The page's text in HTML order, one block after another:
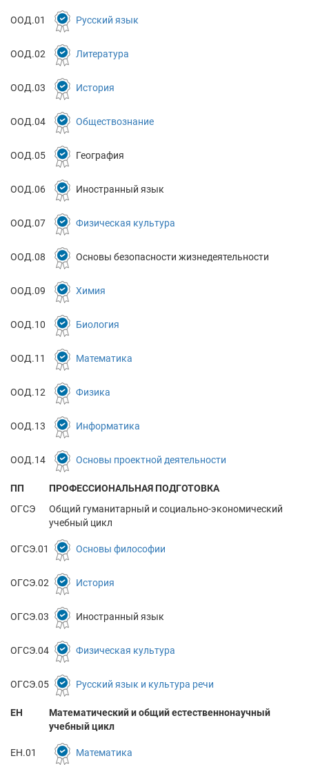
ООД.01 Русский язык
ООД.02 Литература
ООД.03 История
ООД.04 Обществознание
ООД.05 География
ООД.06 Иностранный язык
ООД.07 Физическая культура
ООД.08 Основы безопасности жизнедеятельности
ООД.09 Химия
ООД.10 Биология
ООД.11 Математика
ООД.12 Физика
ООД.13 Информатика
ООД.14 Основы проектной деятельности
ПП
ПРОФЕССИОНАЛЬНАЯ ПОДГОТОВКА
ОГСЭ
Общий гуманитарный и социально-экономический
учебный цикл
ОГСЭ.01 Основы философии
ОГСЭ.02 История
ОГСЭ.03 Иностранный язык
ОГСЭ.04 Физическая культура
ОГСЭ.05 Русский язык и культура речи
ЕН
Математический и общий естественнонаучный
учебный цикл
ЕН.01 Математика